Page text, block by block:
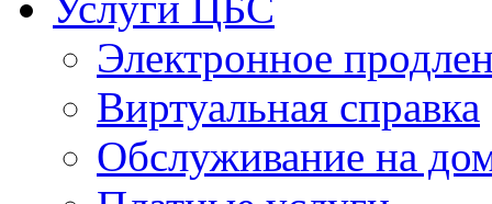
Электронное
Виртуальная справка
Обслуживание на